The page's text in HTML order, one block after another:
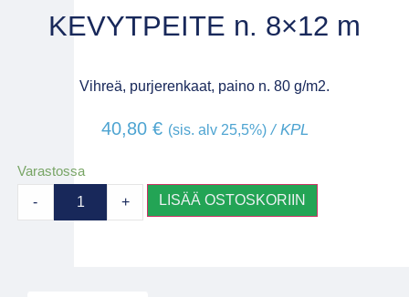
KEVYTPEITE n. 8×12 m
Vihreä, purjerenkaat, paino n. 80 g/m2.
40,80 € (sis. alv 25,5%)/ KPL
Varastossa
- + LISÄÄ OSTOSKORIIN